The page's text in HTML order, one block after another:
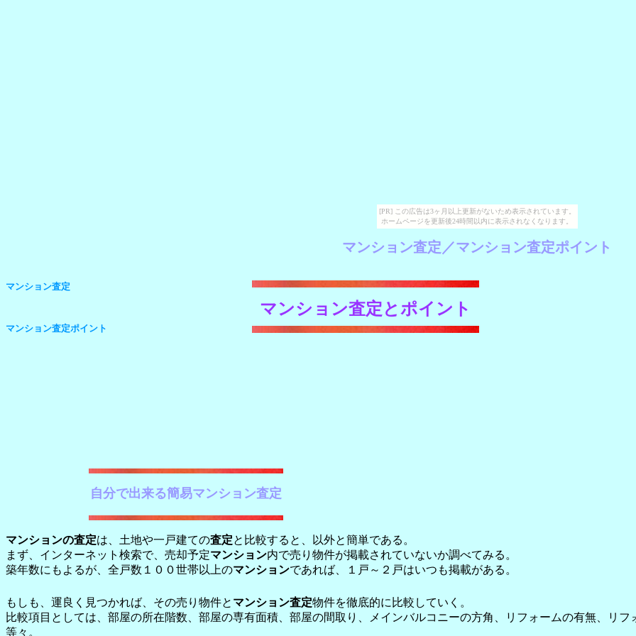
[PR] この広告は3ヶ月以上更新がないため表示されています。
ホームページを更新後24時間以内に表示されなくなります。
マンション査定／マンション査定ポイント
マンション査定
マンション査定とポイント
マンション査定ポイント
自分で出来る簡易マンション査定
マンションの査定は、土地や一戸建ての査定と比較すると、以外と簡単である。
まず、インターネット検索で、売却予定マンション内で売り物件が掲載されていないか調べてみる。
築年数にもよるが、全戸数１００世帯以上のマンションであれば、１戸～２戸はいつも掲載がある。
もしも、運良く見つかれば、その売り物件と マンション査定物件を徹底的に比較していく。
比較項目としては、部屋の所在階数、部屋の専有面積、部屋の間取り、メインバルコニーの方角、リフォームの有無、リフ
等々。